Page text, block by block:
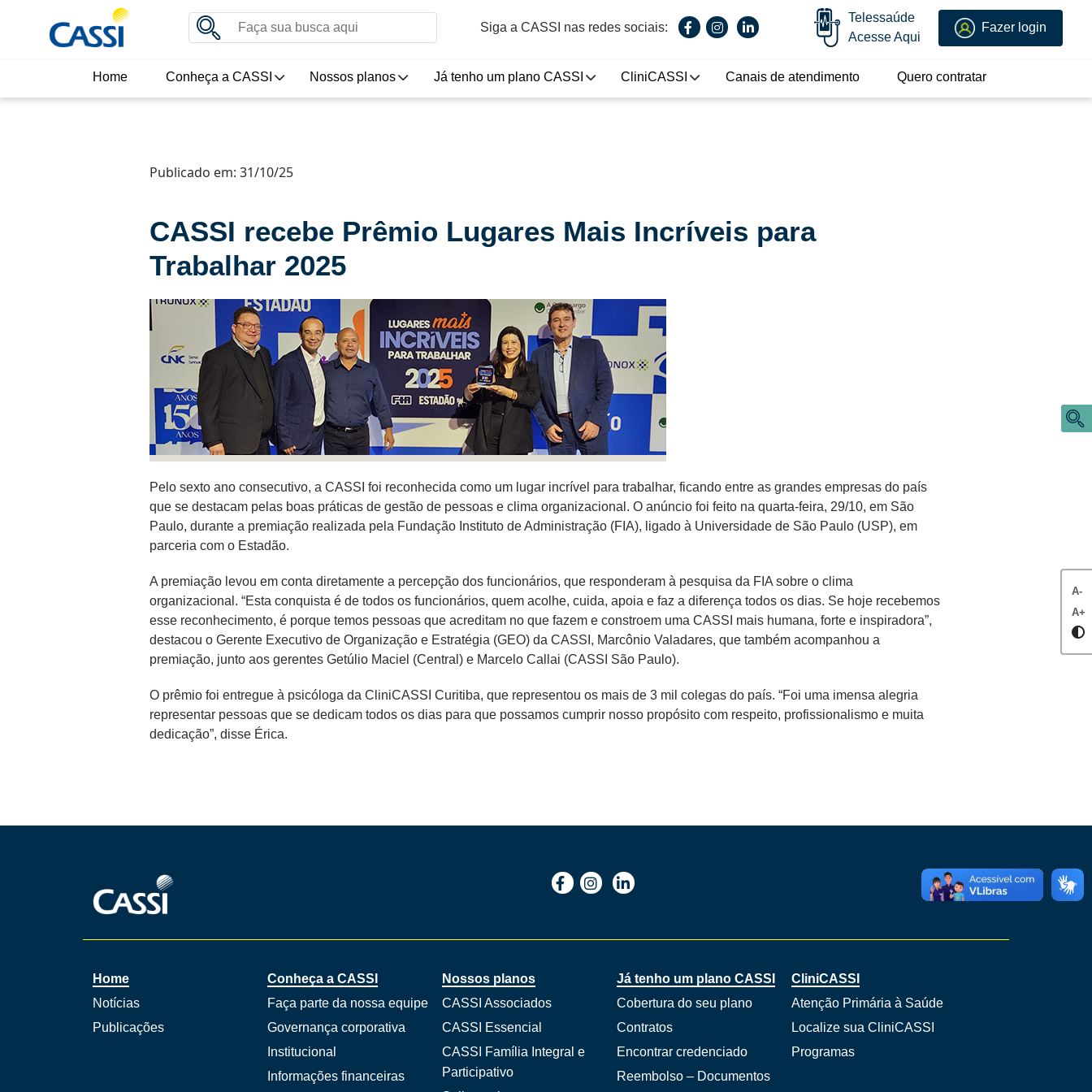
Siga a CASSI nas redes sociais:
Telessaúde
Acesse Aqui
Fazer login
Home Conheça a CASSI Nossos planos Já tenho um plano CASSI CliniCASSI Canais de atendimento Quero contratar
A-
A+
Publicado em: 31/10/25
CASSI recebe Prêmio Lugares Mais Incríveis para
Trabalhar 2025
Pelo sexto ano consecutivo, a CASSI foi reconhecida como um lugar incrível para trabalhar, ficando entre as grandes empresas do país
que se destacam pelas boas práticas de gestão de pessoas e clima organizacional. O anúncio foi feito na quarta-feira, 29/10, em São
Paulo, durante a premiação realizada pela Fundação Instituto de Administração (FIA), ligado à Universidade de São Paulo (USP), em
parceria com o Estadão.
A premiação levou em conta diretamente a percepção dos funcionários, que responderam à pesquisa da FIA sobre o clima
organizacional. “Esta conquista é de todos os funcionários, quem acolhe, cuida, apoia e faz a diferença todos os dias. Se hoje recebemos
esse reconhecimento, é porque temos pessoas que acreditam no que fazem e constroem uma CASSI mais humana, forte e inspiradora”,
destacou o Gerente Executivo de Organização e Estratégia (GEO) da CASSI, Marcônio Valadares, que também acompanhou a
premiação, junto aos gerentes Getúlio Maciel (Central) e Marcelo Callai (CASSI São Paulo).
O prêmio foi entregue à psicóloga da CliniCASSI Curitiba, que representou os mais de 3 mil colegas do país. “Foi uma imensa alegria
representar pessoas que se dedicam todos os dias para que possamos cumprir nosso propósito com respeito, profissionalismo e muita
dedicação”, disse Érica.
Home
Notícias
Publicações
Conheça a CASSI
Faça parte da nossa equipe
Governança corporativa
Institucional
Informações financeiras
Nossos planos
CASSI Associados
CASSI Essencial
CASSI Família Integral e
Participativo
Já tenho um plano CASSI
Cobertura do seu plano
Contratos
Encontrar credenciado
Reembolso – Documentos
CliniCASSI
Atenção Primária à Saúde
Localize sua CliniCASSI
Programas